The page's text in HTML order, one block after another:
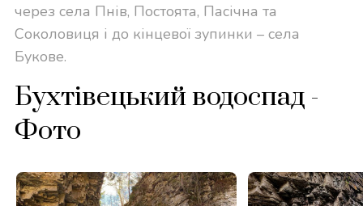
через села Пнів, Постоята, Пасічна та
Соколовиця і до кінцевої зупинки – села
Букове.
Бухтівецький водоспад -
Фото